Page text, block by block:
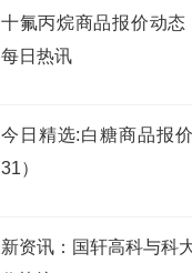
十氟丙烷商品报价动态
每日热讯
今日精选:白糖商品报
31）
新资讯：国轩高科与科